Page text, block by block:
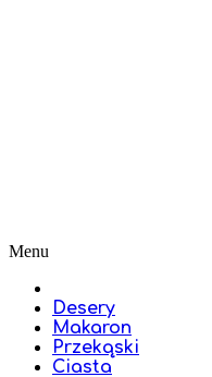
Menu
Desery
Makaron
Przekąski
Ciasta